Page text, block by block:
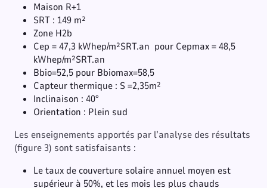
Maison R+1
SRT : 149 m²
Zone H2b
Cep = 47,3 kWhep/m²SRT.an pour Cepmax = 48,5
kWhep/m²SRT.an
Bbio=52,5 pour Bbiomax=58,5
Capteur thermique : S =2,35m²
Inclinaison : 40°
Orientation : Plein sud
Les enseignements apportés par l’analyse des résultats
(figure 3) sont satisfaisants :
Le taux de couverture solaire annuel moyen est
supérieur à 50%, et les mois les plus chauds